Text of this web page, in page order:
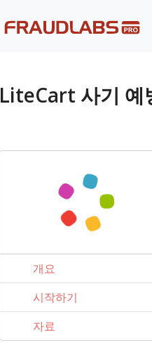
LiteCart 사기 예
개요
시작하기
자료